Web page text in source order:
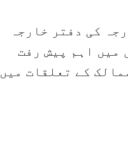
کی دفتر خارجہ
میں اہم پیش رفت
کے تعلقات میں